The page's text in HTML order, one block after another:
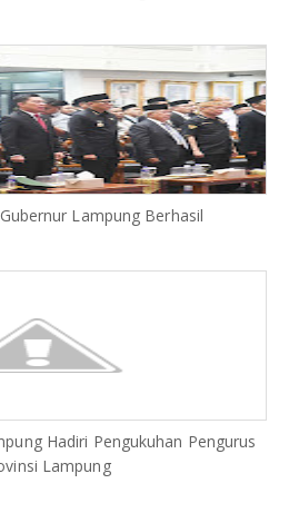
Lampung Berhasil
Hadiri Pengukuhan Pengurus
Lampung